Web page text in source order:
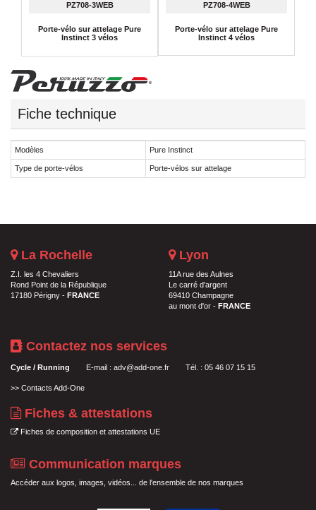
PZ708-3WEB
Porte-vélo sur attelage Pure
Instinct 3 vélos
PZ708-4WEB
Porte-vélo sur attelage Pure
Instinct 4 vélos
Fiche technique
Modèles Pure Instinct
Type de porte-vélos Porte-vélos sur attelage
La Rochelle
Z.I. les 4 Chevaliers
Rond Point de la République
17180 Périgny - FRANCE
Lyon
11A rue des Aulnes
Le carré d'argent
69410 Champagne
au mont d'or - FRANCE
Contactez nos services
Cycle / Running E-mail : adv@add-one.fr Tél. : 05 46 07 15 15
>> Contacts Add-One
Fiches & attestations
Fiches de composition et attestations UE
Communication marques
Accéder aux logos, images, vidéos... de l'ensemble de nos marques